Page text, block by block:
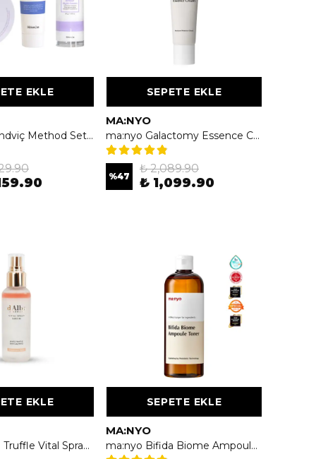
EKLE
Bibimcos Sandviç Method Set - Bariyer Koruyucu & Yaşlanma Belirtileri Karşıtı Bakım
SEPETE EKLE
MA:NYO
ma:nyo Galactomy Essence Cream 50ml - Aydınlatıcı Maya Özlü Krem
%47
₺ 2,089.90
₺ 1,099.90
EKLE
d’Alba White Truffle Vital Spray Serum 100ml - Yoğun Nemlendirici & Canlandırıcı Pembe Sprey Serum
SEPETE EKLE
MA:NYO
ma:nyo Bifida Biome Ampoule Toner 400ml - Bifida İçeren Ampul Tonik